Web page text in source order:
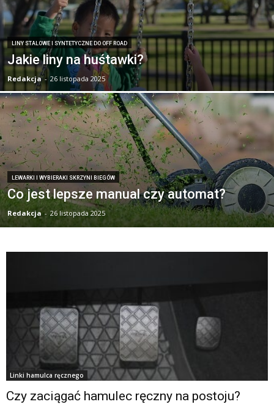
LINY STALOWE I SYNTETYCZNE DO OFF ROAD
Jakie liny na huśtawki?
Redakcja - 26 listopada 2025
LEWARKI I WYBIERAKI SKRZYNI BIEGÓW
Co jest lepsze manual czy automat?
Redakcja - 26 listopada 2025
Linki hamulca ręcznego
Czy zaciągać hamulec ręczny na postoju?